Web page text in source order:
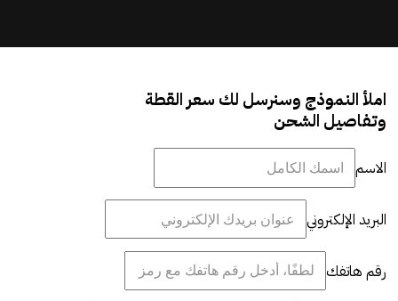
املأ النموذج وسنرسل لك سعر القطة
وتفاصيل الشحن
الاسم
البريد الإلكتروني
رقم هاتفك